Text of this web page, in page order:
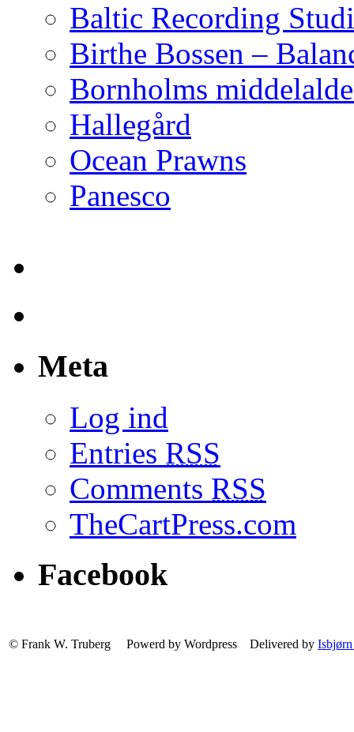
Baltic Recording
Birthe Bossen –
Bornholms
Hallegård
Ocean Prawns
Panesco
Meta
Log ind
Entries RSS
Comments RSS
TheCartPress.com
Facebook
© Frank W. Truberg Powerd by Wordpress Delivered by